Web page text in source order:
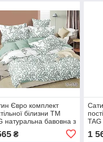
Євро комплект
білизни ТМ
натуральна бавовна з
₴ 1